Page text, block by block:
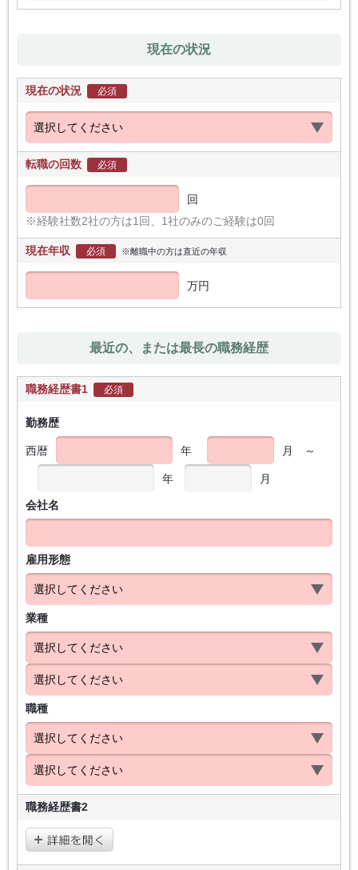
現在の状況
現在の状況 必須
転職の回数 必須
回
※経験社数2社の方は1回、1社のみのご経験は0回
現在年収 必須 ※離職中の方は直近の年収
万円
最近の、または最長の職務経歴
職務経歴書1 必須
勤務歴
西暦 年 月 ～
年 月
会社名
雇用形態
業種
職種
職務経歴書2